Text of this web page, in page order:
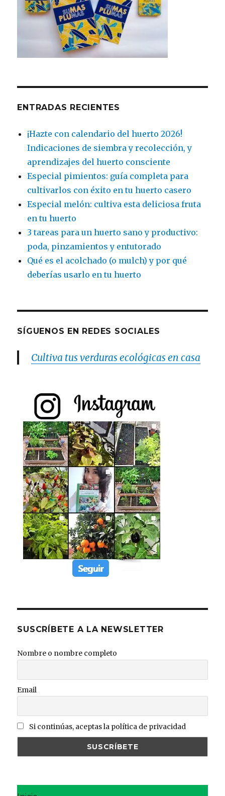
ENTRADAS RECIENTES
¡Hazte con calendario del huerto 2026!
Indicaciones de siembra y recolección, y
aprendizajes del huerto consciente
Especial pimientos: guía completa para
cultivarlos con éxito en tu huerto casero
Especial melón: cultiva esta deliciosa fruta
en tu huerto
3 tareas para un huerto sano y productivo:
poda, pinzamientos y entutorado
Qué es el acolchado (o mulch) y por qué
deberías usarlo en tu huerto
SÍGUENOS EN REDES SOCIALES
Cultiva tus verduras ecológicas en casa
SUSCRÍBETE A LA NEWSLETTER
Nombre o nombre completo
Email
Si continúas, aceptas la política de privacidad